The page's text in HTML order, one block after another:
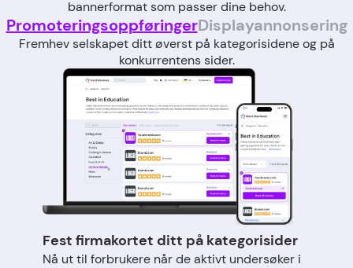
bannerformat som passer dine behov.
PromoteringsoppføringerDisplayannonsering
Fremhev selskapet ditt øverst på kategorisidene og på
konkurrentens sider.
Fest firmakortet ditt på kategorisider
Nå ut til forbrukere når de aktivt undersøker i